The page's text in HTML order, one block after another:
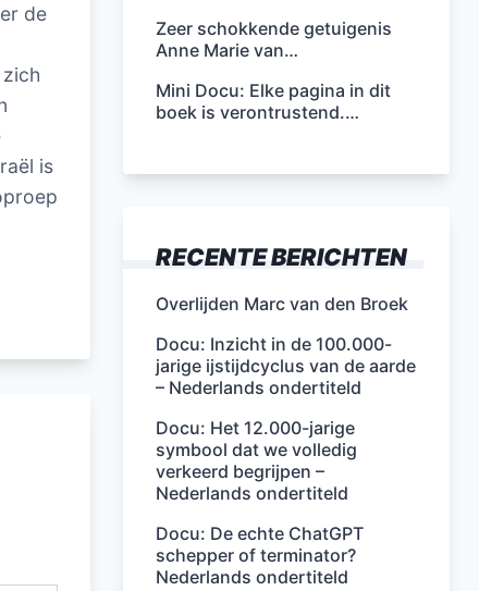
de
is
Zeer schokkende getuigenis
Anne Marie van…
Mini Docu: Elke pagina in dit
boek is verontrustend.…
RECENTE BERICHTEN
Overlijden Marc van den Broek
Docu: Inzicht in de 100.000-
jarige ijstijdcyclus van de aarde
– Nederlands ondertiteld
Docu: Het 12.000-jarige
symbool dat we volledig
verkeerd begrijpen –
Nederlands ondertiteld
Docu: De echte ChatGPT
schepper of terminator?
Nederlands ondertiteld